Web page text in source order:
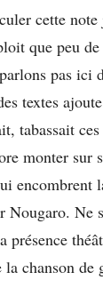
cette
que peu
pas ici
textes
tabassait
monter sur
encombrent
Nougaro. Ne
présence
chanson de